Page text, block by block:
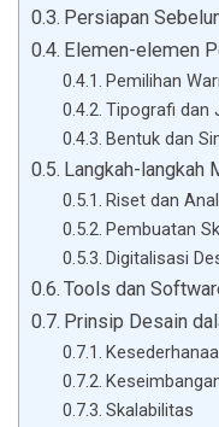
Persiapan
Elemen-elemen
Pemilihan
Tipografi dan
Bentuk dan
Langkah-langkah
Riset dan
Pembuatan
Digitalisasi
Tools dan
Prinsip Desain
Skalabilitas